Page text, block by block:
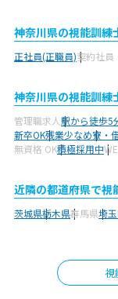
神奈川県の視能訓練
正社員(正職員)契約社員
神奈川県の視能訓練
管理職求人駅から徒歩5
新卒OK残業少なめ寮・
無資格 OK積極採用中
近隣の都道府県で視
茨城県栃木県群馬県埼
視